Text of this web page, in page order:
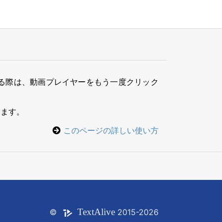
は、動画プレイヤーをもう一度クリック
す。
このページの詳しい使い方
© TextAlive2015-2026